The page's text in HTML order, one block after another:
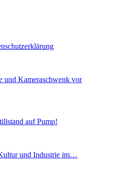
und Kameraschwenk vor
auf Pump!
und Industrie im…